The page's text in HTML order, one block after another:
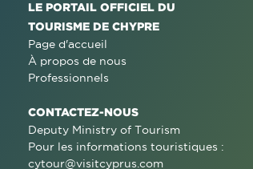
LE PORTAIL OFFICIEL DU
TOURISME DE CHYPRE
Page d'accueil
À propos de nous
Professionnels
CONTACTEZ-NOUS
Deputy Ministry of Tourism
Pour les informations touristiques :
cytour@visitcyprus.com